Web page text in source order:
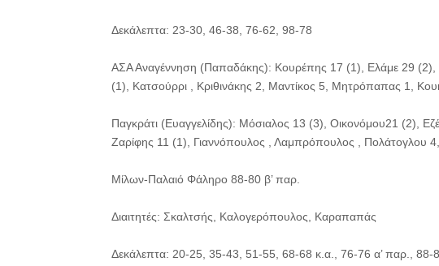
Δεκάλεπτα: 23-30, 46-38, 76-62, 98-78
ΑΣΑ Αναγέννηση (Παπαδάκης): Κουρέπης 17 (1), Ελάμε 29
(1), Κατσούρρι , Κριθινάκης 2, Μαντίκος 5, Μητρόπαπας 1,
Παγκράτι (Ευαγγελίδης): Μόσιαλος 13 (3), Οικονόμου21 (2),
Ζαρίφης 11 (1), Γιαννόπουλος , Λαμπρόπουλος , Πολάτογλου
Μίλων-Παλαιό Φάληρο 88-80 β’ παρ.
Διαιτητές: Σκαλτσής, Καλογερόπουλος, Καραπαπάς
Δεκάλεπτα: 20-25, 35-43, 51-55, 68-68 κ.α., 76-76 α’ παρ., 88-